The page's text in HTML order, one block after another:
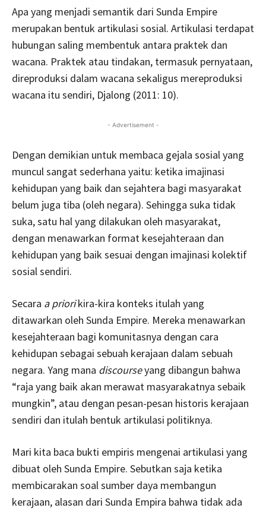
Apa yang menjadi semantik dari Sunda Empire
merupakan bentuk artikulasi sosial. Artikulasi terdapat
hubungan saling membentuk antara praktek dan
wacana. Praktek atau tindakan, termasuk pernyataan,
direproduksi dalam wacana sekaligus mereproduksi
wacana itu sendiri, Djalong (2011: 10).
- Advertisement -
Dengan demikian untuk membaca gejala sosial yang
muncul sangat sederhana yaitu: ketika imajinasi
kehidupan yang baik dan sejahtera bagi masyarakat
belum juga tiba (oleh negara). Sehingga suka tidak
suka, satu hal yang dilakukan oleh masyarakat,
dengan menawarkan format kesejahteraan dan
kehidupan yang baik sesuai dengan imajinasi kolektif
sosial sendiri.
Secara a priorikira-kira konteks itulah yang
ditawarkan oleh Sunda Empire. Mereka menawarkan
kesejahteraan bagi komunitasnya dengan cara
kehidupan sebagai sebuah kerajaan dalam sebuah
negara. Yang mana discourseyang dibangun bahwa
“raja yang baik akan merawat masyarakatnya sebaik
mungkin”, atau dengan pesan-pesan historis kerajaan
sendiri dan itulah bentuk artikulasi politiknya.
Mari kita baca bukti empiris mengenai artikulasi yang
dibuat oleh Sunda Empire. Sebutkan saja ketika
membicarakan soal sumber daya membangun
kerajaan, alasan dari Sunda Empira bahwa tidak ada